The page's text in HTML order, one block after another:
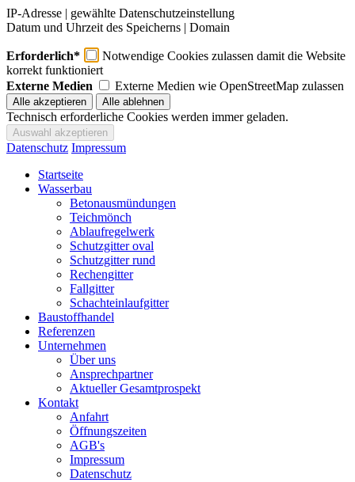
IP-Adresse | gewählte Datenschutzeinstellung
Datum und Uhrzeit des Speicherns | Domain
Erforderlich*
Notwendige Cookies zulassen damit die Website
korrekt funktioniert
Externe Medien
Externe Medien wie OpenStreetMap zulassen
Technisch erforderliche Cookies werden immer geladen.
Datenschutz Impressum
Startseite
Wasserbau
Betonausmündungen
Teichmönch
Ablaufregelwerk
Schutzgitter oval
Schutzgitter rund
Rechengitter
Fallgitter
Schachteinlaufgitter
Baustoffhandel
Referenzen
Unternehmen
Über uns
Ansprechpartner
Aktueller Gesamtprospekt
Kontakt
Anfahrt
Öffnungszeiten
AGB's
Impressum
Datenschutz